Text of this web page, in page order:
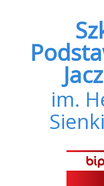
im.